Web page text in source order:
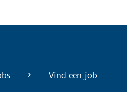
Vind een job